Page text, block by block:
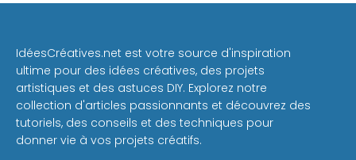
IdéesCréatives.net est votre source d'inspiration
ultime pour des idées créatives, des projets
artistiques et des astuces DIY. Explorez notre
collection d'articles passionnants et découvrez des
tutoriels, des conseils et des techniques pour
donner vie à vos projets créatifs.